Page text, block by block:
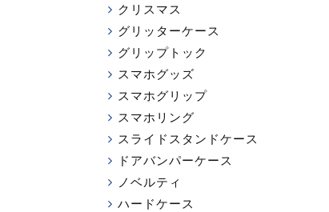
クリスマス
グリッターケース
グリップトック
スマホグッズ
スマホグリップ
スマホリング
スライドスタンドケース
ドアバンパーケース
ノベルティ
ハードケース